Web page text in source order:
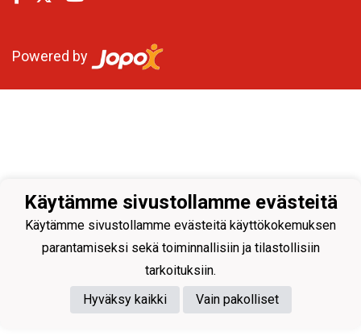
Powered by
Käytämme sivustollamme evästeitä
Käytämme sivustollamme evästeitä käyttökokemuksen
parantamiseksi sekä toiminnallisiin ja tilastollisiin
tarkoituksiin.
Hyväksy kaikki
Vain pakolliset